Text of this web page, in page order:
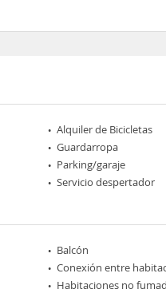
Alquiler de Bicicletas
Guardarropa
Parking/garaje
Servicio despertador
Balcón
Conexión entre
Habitaciones no